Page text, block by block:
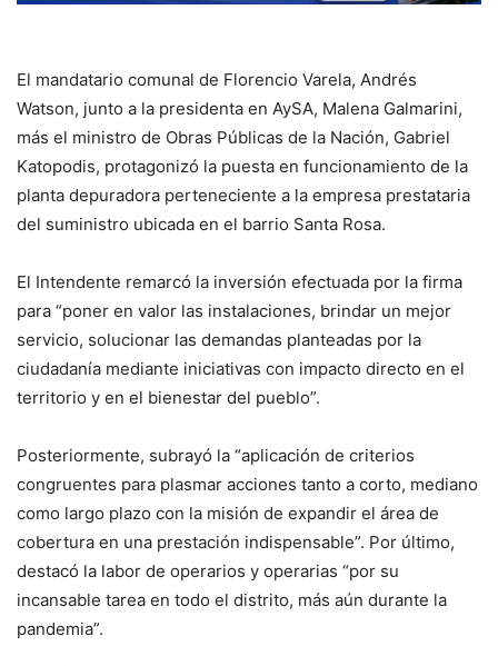
El mandatario comunal de Florencio Varela, Andrés
Watson, junto a la presidenta en AySA, Malena Galmarini,
más el ministro de Obras Públicas de la Nación, Gabriel
Katopodis, protagonizó la puesta en funcionamiento de la
planta depuradora perteneciente a la empresa prestataria
del suministro ubicada en el barrio Santa Rosa.
El Intendente remarcó la inversión efectuada por la firma
para “poner en valor las instalaciones, brindar un mejor
servicio, solucionar las demandas planteadas por la
ciudadanía mediante iniciativas con impacto directo en el
territorio y en el bienestar del pueblo”.
Posteriormente, subrayó la “aplicación de criterios
congruentes para plasmar acciones tanto a corto, mediano
como largo plazo con la misión de expandir el área de
cobertura en una prestación indispensable”. Por último,
destacó la labor de operarios y operarias “por su
incansable tarea en todo el distrito, más aún durante la
pandemia”.